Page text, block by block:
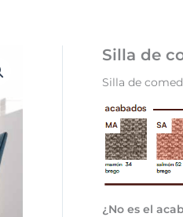
Silla de
Silla de
¿No es el